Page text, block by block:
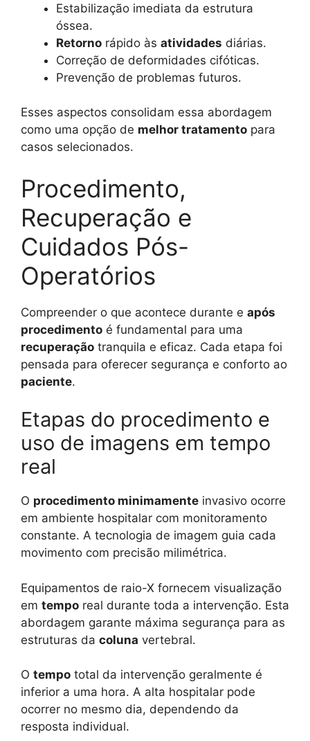
Estabilização imediata da estrutura
óssea.
Retorno rápido às atividades diárias.
Correção de deformidades cifóticas.
Prevenção de problemas futuros.
Esses aspectos consolidam essa abordagem
como uma opção de melhor tratamento para
casos selecionados.
Procedimento,
Recuperação e
Cuidados Pós-
Operatórios
Compreender o que acontece durante e após
procedimento é fundamental para uma
recuperação tranquila e eficaz. Cada etapa foi
pensada para oferecer segurança e conforto ao
paciente.
Etapas do procedimento e
uso de imagens em tempo
real
O procedimento minimamente invasivo ocorre
em ambiente hospitalar com monitoramento
constante. A tecnologia de imagem guia cada
movimento com precisão milimétrica.
Equipamentos de raio-X fornecem visualização
em tempo real durante toda a intervenção. Esta
abordagem garante máxima segurança para as
estruturas da coluna vertebral.
O tempo total da intervenção geralmente é
inferior a uma hora. A alta hospitalar pode
ocorrer no mesmo dia, dependendo da
resposta individual.